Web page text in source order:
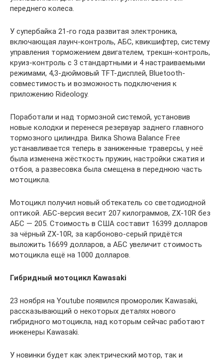
переднего колеса.
У супербайка 21-го года развитая электроника,
включающая лаунч-контроль, АБС, квикшифтер, систему
управления торможением двигателем, трекшн-контроль,
круиз-контроль с 3 стандартными и 4 настраиваемыми
режимами, 4,3-дюймовый TFT-дисплей, Bluetooth-
совместимость и возможность подключения к
приложению Rideology.
Поработали и над тормозной системой, установив
новые колодки и перенеся резервуар заднего главного
тормозного цилиндра. Вилка Showa Balance Free
устанавливается теперь в заниженные траверсы, у неё
была изменена жёсткость пружин, настройки сжатия и
отбоя, а развесовка была смещена в переднюю часть
мотоцикла.
Мотоцикл получил новый обтекатель со светодиодной
оптикой. АБС-версия весит 207 килограммов, ZX-10R без
АБС — 205. Стоимость в США составит 16399 долларов
за чёрный ZX-10R, за карбоново-серый придётся
выложить 16699 долларов, а АБС увеличит стоимость
мотоцикла ещё на 1000 долларов.
Гибридный мотоцикл Kawasaki
23 ноября на Youtube появился проморолик Kawasaki,
рассказывающий о некоторых деталях нового
гибридного мотоцикла, над которым сейчас работают
инженеры Kawasaki.
У новинки будет как электрический мотор, так и